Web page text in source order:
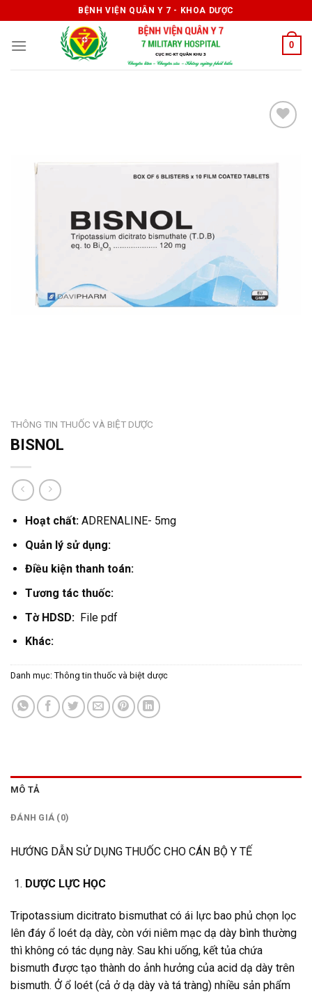
to
content
BỆNH VIỆN QUÂN Y 7 - KHOA DƯỢC
0
THÔNG TIN THUỐC VÀ BIỆT DƯỢC
BISNOL
Hoạt chất: ADRENALINE- 5mg
Quản lý sử dụng:
Điều kiện thanh toán:
Tương tác thuốc:
Tờ HDSD: File pdf
Khác:
Danh mục: Thông tin thuốc và biệt dược
MÔ TẢ
ĐÁNH GIÁ (0)
HƯỚNG DẪN SỬ DỤNG THUỐC CHO CÁN BỘ Y TẾ
DƯỢC LỰC HỌC
Tripotassium dicitrato bismuthat có ái lực bao phủ chọn lọc
lên đáy ổ loét dạ dày, còn với niêm mạc dạ dày bình thường
thì không có tác dụng này. Sau khi uống, kết tủa chứa
bismuth được tạo thành do ảnh hưởng của acid dạ dày trên
bismuth. Ở ổ loét (cả ở dạ dày và tá tràng) nhiều sản phẩm